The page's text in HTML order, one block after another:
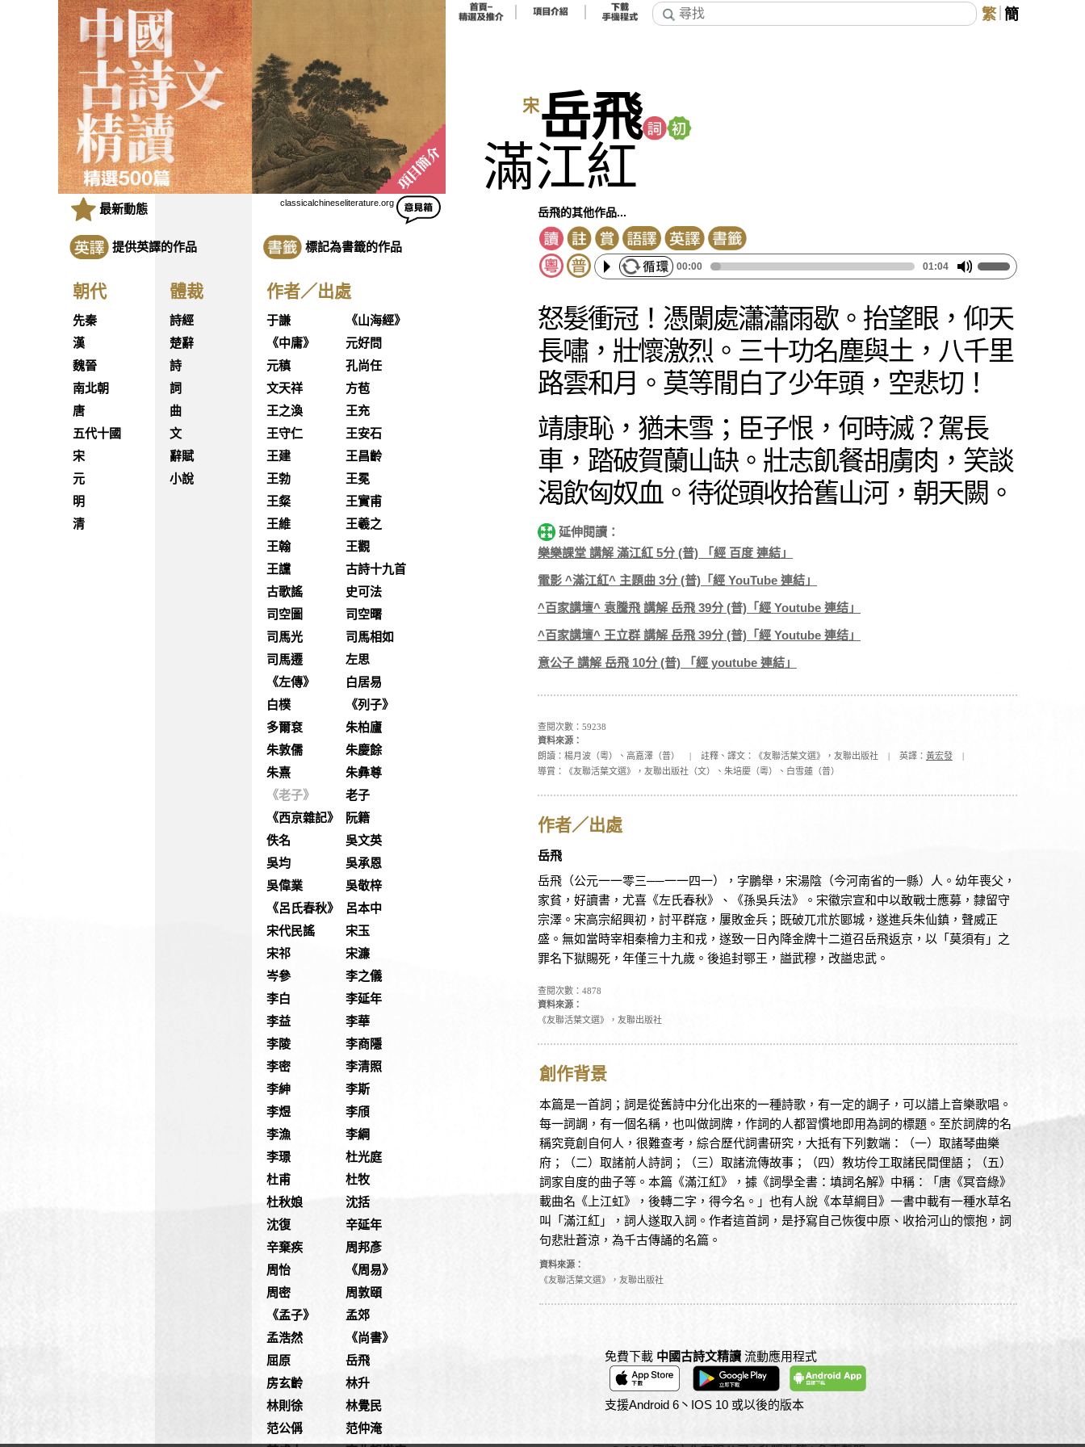
繁 簡
classicalchineseliterature.org
最新動態
提供英譯的作品 標記為書籤的作品
朝代
先秦
漢
魏晉
南北朝
唐
五代十國
宋
元
明
清
體裁
詩經
楚辭
詩
詞
曲
文
辭賦
小說
作者／出處
于謙
《山海經》
《中庸》
元好問
元稹
孔尚任
文天祥
方苞
王之渙
王充
王守仁
王安石
王建
王昌齡
王勃
王冕
王粲
王實甫
王維
王羲之
王翰
王觀
王讜
古詩十九首
古歌謠
史可法
司空圖
司空曙
司馬光
司馬相如
司馬遷
左思
《左傳》
白居易
白樸
《列子》
多爾袞
朱柏廬
朱敦儒
朱慶餘
朱熹
朱彝尊
《老子》
老子
《西京雜記》
阮籍
佚名
吳文英
吳均
吳承恩
吳偉業
吳敬梓
《呂氏春秋》
呂本中
宋代民謠
宋玉
宋祁
宋濂
岑參
李之儀
李白
李延年
李益
李華
李陵
李商隱
李密
李清照
李紳
李斯
李煜
李頎
李漁
李綱
李璟
杜光庭
杜甫
杜牧
杜秋娘
沈括
沈復
辛延年
辛棄疾
周邦彥
周怡
《周易》
周密
周敦頤
《孟子》
孟郊
孟浩然
《尚書》
屈原
岳飛
房玄齡
林升
林則徐
林覺民
范公偁
范仲淹
宋岳飛
滿江紅
岳飛的其他作品...
00:00 01:04
怒髮衝冠！憑闌處瀟瀟雨歇。抬望眼，仰天
長嘯，壯懷激烈。三十功名塵與土，八千里
路雲和月。莫等閒白了少年頭，空悲切！
靖康恥，猶未雪；臣子恨，何時滅？駕長
車，踏破賀蘭山缺。壯志飢餐胡虜肉，笑談
渴飲匈奴血。待從頭收拾舊山河，朝天闕。
延伸閱讀：
樂樂課堂 講解 滿江紅 5分 (普) 「經 百度 連結」
電影 ^滿江紅^ 主題曲 3分 (普)「經 YouTube 連結」
^百家講壇^ 袁騰飛 講解 岳飛 39分 (普)「經 Youtube 連结」
^百家講壇^ 王立群 講解 岳飛 39分 (普)「經 Youtube 連结」
意公子 講解 岳飛 10分 (普) 「經 youtube 連結」
查閱次數：59238
資料來源：
朗讀：楊月波（粵）、高嘉澤（普）
| 註釋、譯文：《友聯活葉文選》，友聯出版社 | 英譯： 黃宏發
|
導賞：《友聯活葉文選》，友聯出版社（文）、朱培慶（粵）、白雪蓮（普）
作者／出處
岳飛
岳飛（公元一一零三──一一四一），字鵬舉，宋湯陰（今河南省的一縣）人。幼年喪父，
家貧，好讀書，尤喜《左氏春秋》、《孫吳兵法》。宋徽宗宣和中以敢戰士應募，隸留守
宗澤。宋高宗紹興初，討平群寇，屢敗金兵；既破兀朮於郾城，遂進兵朱仙鎮，聲威正
盛。無如當時宰相秦檜力主和戎，遂致一日內降金牌十二道召岳飛返京，以「莫須有」之
罪名下獄賜死，年僅三十九歲。後追封鄂王，謚武穆，改謚忠武。
查閱次數：4878
資料來源：
《友聯活葉文選》，友聯出版社
創作背景
本篇是一首詞；詞是從舊詩中分化出來的一種詩歌，有一定的調子，可以譜上音樂歌唱。
每一詞調，有一個名稱，也叫做詞牌，作詞的人都習慣地即用為詞的標題。至於詞牌的名
稱究竟創自何人，很難查考，綜合歷代詞書研究，大抵有下列數端：（一）取諸琴曲樂
府；（二）取諸前人詩詞；（三）取諸流傳故事；（四）教坊伶工取諸民間俚語；（五）
詞家自度的曲子等。本篇《滿江紅》，據《詞學全書：填詞名解》中稱：「唐《冥音綠》
載曲名《上江虹》，後轉二字，得今名。」也有人說《本草綱目》一書中載有一種水草名
叫「滿江紅」，詞人遂取入詞。作者這首詞，是抒寫自己恢復中原、收拾河山的懷抱，詞
句悲壯蒼涼，為千古傳誦的名篇。
資料來源：
《友聯活葉文選》，友聯出版社
免費下載 中國古詩文精讀流動應用程式
支援Android 6丶IOS 10 或以後的版本